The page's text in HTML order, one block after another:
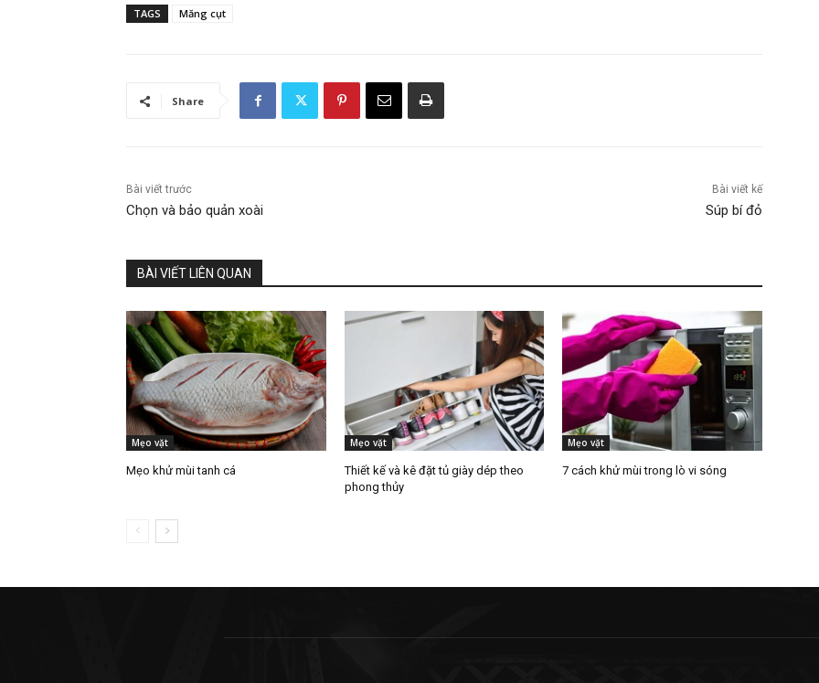
TAGS Măng cụt
Share
Bài viết trước
Chọn và bảo quản xoài
Bài viết kế
Súp bí đỏ
BÀI VIẾT LIÊN QUAN
Mẹo vặt
Mẹo khử mùi tanh cá
Mẹo vặt
Thiết kế và kê đặt tủ giày dép theo
phong thủy
Mẹo vặt
7 cách khử mùi trong lò vi sóng